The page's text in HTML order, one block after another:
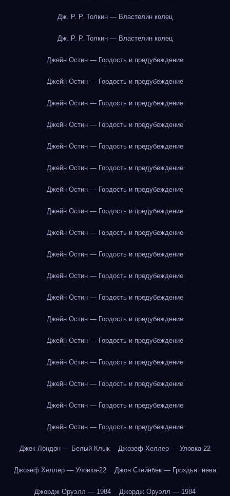
Дж. Р. Р. Толкин — Властелин колец
Дж. Р. Р. Толкин — Властелин колец
Джейн Остин — Гордость и предубеждение
Джейн Остин — Гордость и предубеждение
Джейн Остин — Гордость и предубеждение
Джейн Остин — Гордость и предубеждение
Джейн Остин — Гордость и предубеждение
Джейн Остин — Гордость и предубеждение
Джейн Остин — Гордость и предубеждение
Джейн Остин — Гордость и предубеждение
Джейн Остин — Гордость и предубеждение
Джейн Остин — Гордость и предубеждение
Джейн Остин — Гордость и предубеждение
Джейн Остин — Гордость и предубеждение
Джейн Остин — Гордость и предубеждение
Джейн Остин — Гордость и предубеждение
Джейн Остин — Гордость и предубеждение
Джейн Остин — Гордость и предубеждение
Джейн Остин — Гордость и предубеждение
Джейн Остин — Гордость и предубеждение
Джек Лондон — Белый Клык Джозеф Хеллер — Уловка-22
Джозеф Хеллер — Уловка-22 Джон Стейнбек — Гроздья гнева
Джордж Оруэлл — 1984 Джордж Оруэлл — 1984